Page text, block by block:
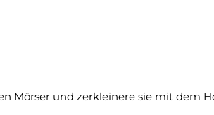
Mörser und zerkleinere sie mit dem